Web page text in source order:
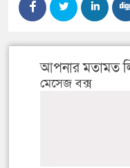
আপনার মতামত
মেসেজ বক্স